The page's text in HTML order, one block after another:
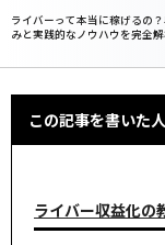
ライバーって本当に稼げるの
みと実践的なノウハウを完全
この記事を書いた人
ライバー収益化の